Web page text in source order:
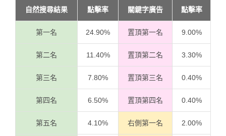
自然搜尋結果 點擊率 關鍵字廣告 點擊率
第一名 24.90% 置頂第一名 9.00%
第二名 11.40% 置頂第二名 3.30%
第三名 7.80% 置頂第三名 0.40%
第四名 6.50% 置頂第四名 0.40%
第五名 4.10% 右側第一名 2.00%